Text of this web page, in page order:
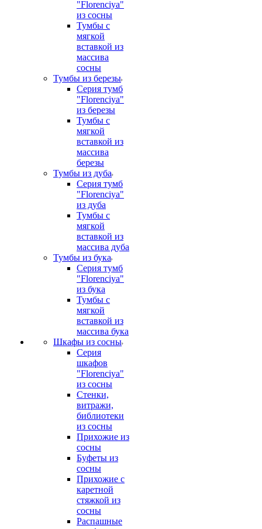
"Florenciya"
из сосны
Тумбы с
мягкой
вставкой из
массива
сосны
Тумбы из березы
Серия тумб
"Florenciya"
из березы
Тумбы с
мягкой
вставкой из
массива
березы
Тумбы из дуба
Серия тумб
"Florenciya"
из дуба
Тумбы с
мягкой
вставкой из
массива дуба
Тумбы из бука
Серия тумб
"Florenciya"
из бука
Тумбы с
мягкой
вставкой из
массива бука
Шкафы из сосны
Серия
шкафов
"Florenciya"
из сосны
Стенки,
витражи,
библиотеки
из сосны
Прихожие из
сосны
Буфеты из
сосны
Прихожие с
каретной
стяжкой из
сосны
Распашные